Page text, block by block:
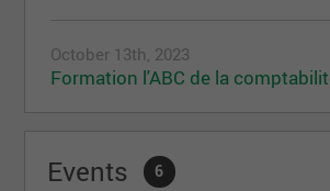
October 13th, 2023
Formation l'ABC de la
Events 6